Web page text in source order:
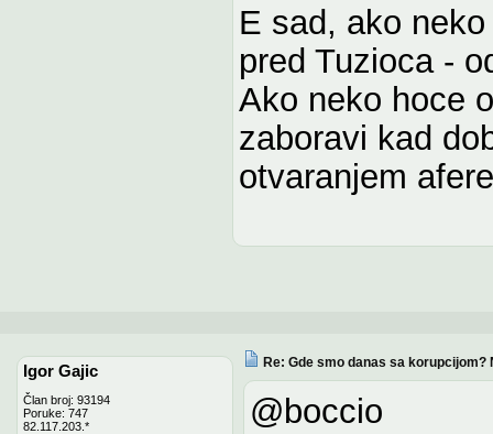
E sad, ako
pred Tuzioca -
Ako neko hoce
zaboravi kad
otvaranjem
Igor Gajic
Član broj: 93194
Poruke: 747
82.117.203.*
Re: Gde smo danas sa korupcijom?
@boccio